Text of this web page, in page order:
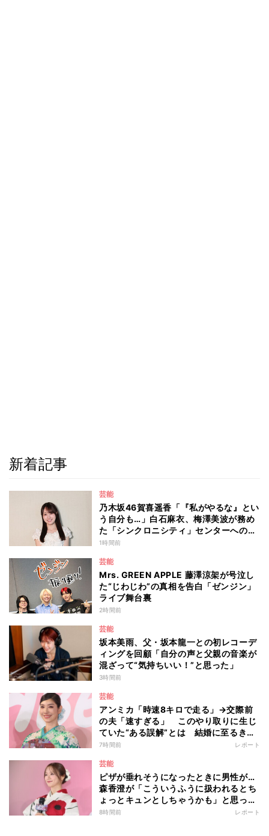
新着記事
芸能
乃木坂46賀喜遥香「『私がやるな』とい
う自分も…」白石麻衣、梅澤美波が務め
た「シンクロニシティ」センターへの思
いを明かす
1時間前
芸能
Mrs. GREEN APPLE 藤澤涼架が号泣し
た“じわじわ”の真相を告白「ゼンジン」
ライブ舞台裏
2時間前
芸能
坂本美雨、父・坂本龍一との初レコーデ
ィングを回顧「自分の声と父親の音楽が
混ざって“気持ちいい！”と思った」
3時間前
芸能
アンミカ「時速8キロで走る」→交際前
の夫「速すぎる」 このやり取りに生じ
ていた“ある誤解”とは 結婚に至るきっ
かけとなったマラソンデート秘話「誤解
7時間前 レポート
芸能
ピザが垂れそうになったときに男性が…
森香澄が「こういうふうに扱われるとち
ょっとキュンとしちゃうかも」と思った
出来事を語る
8時間前 レポート